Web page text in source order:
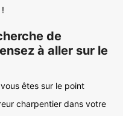
de
à aller sur le
êtes sur le point
charpentier dans votre